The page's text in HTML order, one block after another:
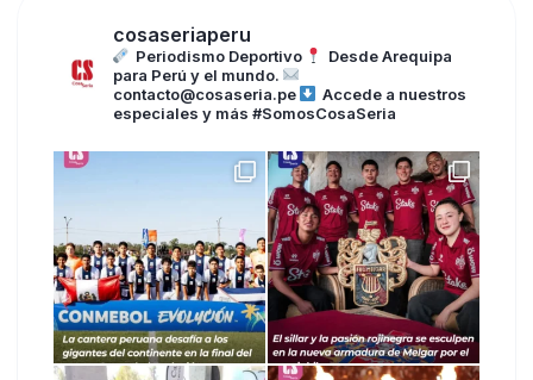
cosaseriaperu
Periodismo Deportivo
Desde Arequipa
para Perú y el mundo.
contacto@cosaseria.pe
Accede a nuestros
especiales y más #SomosCosaSeria